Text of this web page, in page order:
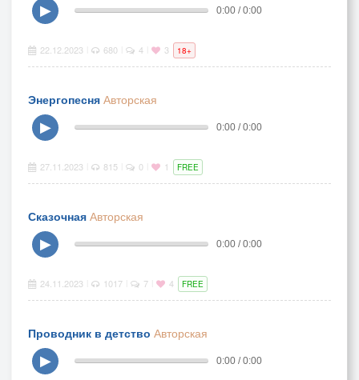
▶
0:00 / 0:00
22.12.2023 680 4 3 18+
Энергопесня Авторская
▶
0:00 / 0:00
27.11.2023 815 0 1 FREE
Сказочная Авторская
▶
0:00 / 0:00
24.11.2023 1017 7 4 FREE
Проводник в детство Авторская
▶
0:00 / 0:00